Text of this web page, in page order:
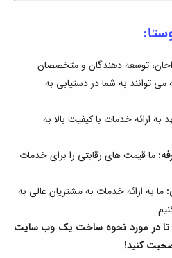
توسعه دهندگان و متخصصان
می توانند به شما در دستیابی به
به ارائه خدمات با کیفیت بالا به
ما قیمت های رقابتی را برای خدمات
ما به ارائه خدمات به مشتریان عالی به
تا در مورد نحوه ساخت یک وب سایت
کنید!